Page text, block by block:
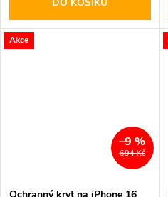
Akce
694 Kč
–9 %